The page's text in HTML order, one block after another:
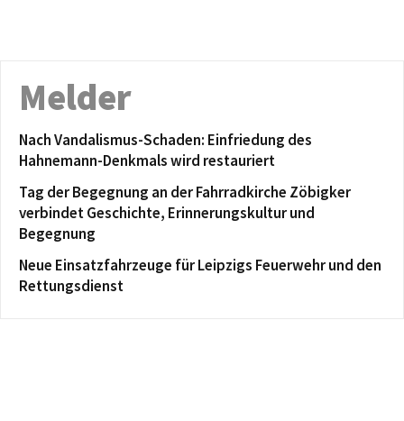
Melder
Nach Vandalismus-Schaden: Einfriedung des
Hahnemann-Denkmals wird restauriert
Tag der Begegnung an der Fahrradkirche Zöbigker
verbindet Geschichte, Erinnerungskultur und
Begegnung
Neue Einsatzfahrzeuge für Leipzigs Feuerwehr und den
Rettungsdienst